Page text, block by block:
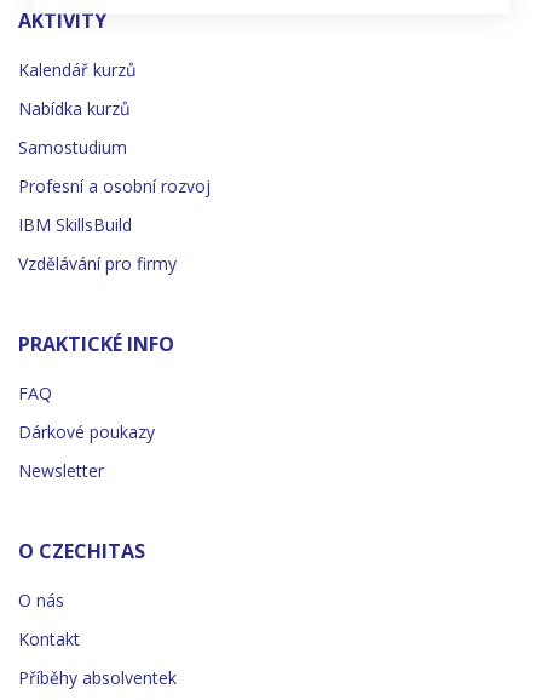
AKTIVITY
Kalendář kurzů
Nabídka kurzů
Samostudium
Profesní a osobní rozvoj
IBM SkillsBuild
Vzdělávání pro firmy
PRAKTICKÉ INFO
FAQ
Dárkové poukazy
Newsletter
O CZECHITAS
O nás
Kontakt
Příběhy absolventek